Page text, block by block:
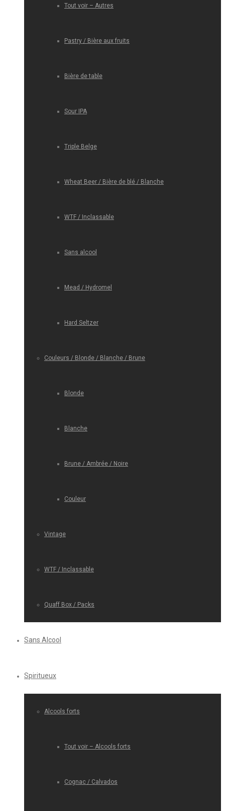
Tout voir – Autres
Pastry / Bière aux fruits
Bière de table
Sour IPA
Triple Belge
Wheat Beer / Bière de blé / Blanche
WTF / Inclassable
Sans alcool
Mead / Hydromel
Hard Seltzer
Couleurs / Blonde / Blanche / Brune
Blonde
Blanche
Brune / Ambrée / Noire
Couleur
Vintage
WTF / Inclassable
Quaff Box / Packs
Sans Alcool
Spiritueux
Alcools forts
Tout voir – Alcools forts
Cognac / Calvados